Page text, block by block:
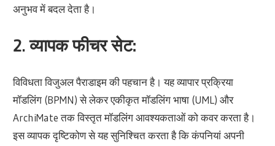
अनुभव में बदल देता है।
2. व्यापक फीचर सेट:
विविधता विजुअल पैराडाइम की पहचान है। यह व्यापार प्रक्रिया
मॉडलिंग (BPMN) से लेकर एकीकृत मॉडलिंग भाषा (UML) और
ArchiMate तक विस्तृत मॉडलिंग आवश्यकताओं को कवर करता है।
इस व्यापक दृष्टिकोण से यह सुनिश्चित करता है कि कंपनियां अपनी